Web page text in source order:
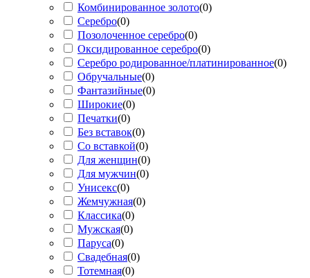
Комбинированное золото(0)
Серебро(0)
Позолоченное серебро(0)
Оксидированное серебро(0)
Серебро родированное/платинированное(0)
Обручальные(0)
Фантазийные(0)
Широкие(0)
Печатки(0)
Без вставок(0)
Со вставкой(0)
Для женщин(0)
Для мужчин(0)
Унисекс(0)
Жемчужная(0)
Классика(0)
Мужская(0)
Паруса(0)
Свадебная(0)
Тотемная(0)